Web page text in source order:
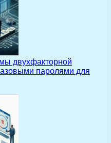
двухфакторной
паролями для